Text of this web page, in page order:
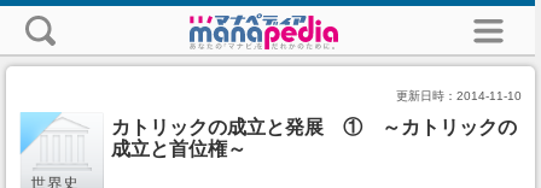
更新日時： 2014-11-10
カトリックの成立と発展 ① ～カトリックの
成立と首位権～